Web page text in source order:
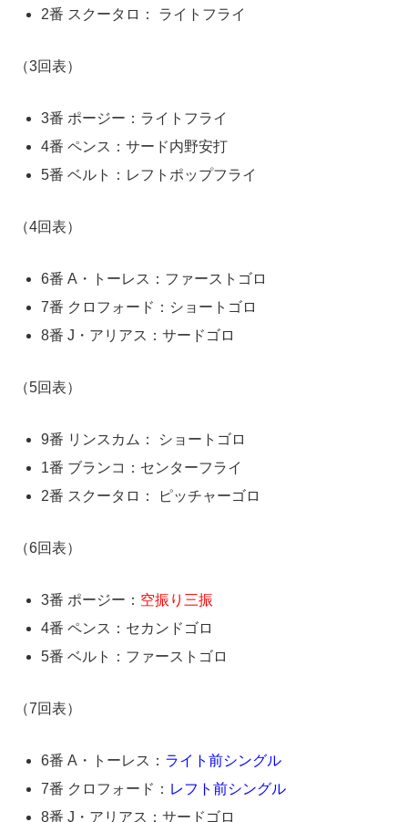
2番 スクータロ： ライトフライ
（3回表）
3番 ポージー：ライトフライ
4番 ペンス：サード内野安打
5番 ベルト：レフトポップフライ
（4回表）
6番 A・トーレス：ファーストゴロ
7番 クロフォード：ショートゴロ
8番 J・アリアス：サードゴロ
（5回表）
9番 リンスカム： ショートゴロ
1番 ブランコ：センターフライ
2番 スクータロ： ピッチャーゴロ
（6回表）
3番 ポージー： 空振り三振
4番 ペンス：セカンドゴロ
5番 ベルト：ファーストゴロ
（7回表）
6番 A・トーレス： ライト前シングル
7番 クロフォード： レフト前シングル
8番 J・アリアス：サードゴロ